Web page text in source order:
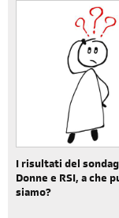
I risultati del
Donne e RSI, a che
siamo?